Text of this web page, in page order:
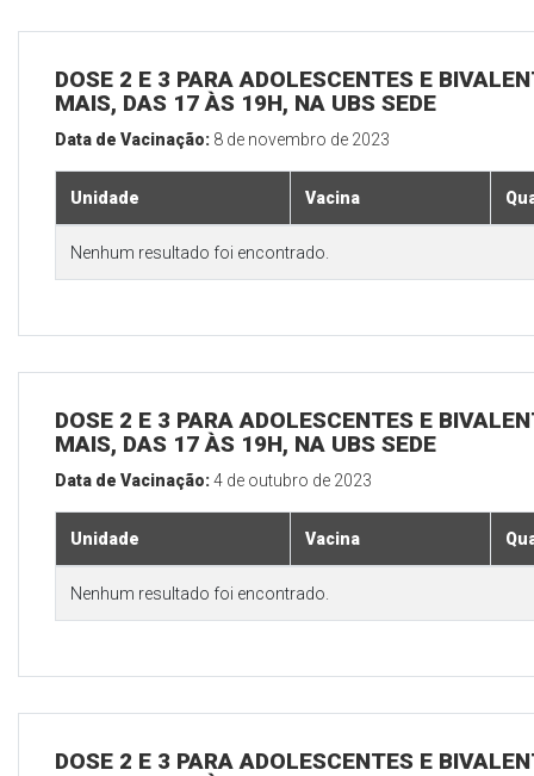
DOSE 2 E 3 PARA ADOLESCENTES E
MAIS, DAS 17 ÀS 19H, NA UBS SEDE
Data de Vacinação: 8 de novembro de 2023
Unidade Vacina
Nenhum resultado foi encontrado.
DOSE 2 E 3 PARA ADOLESCENTES E
MAIS, DAS 17 ÀS 19H, NA UBS SEDE
Data de Vacinação:4 de outubro de 2023
Unidade Vacina
Nenhum resultado foi encontrado.
DOSE 2 E 3 PARA ADOLESCENTES E